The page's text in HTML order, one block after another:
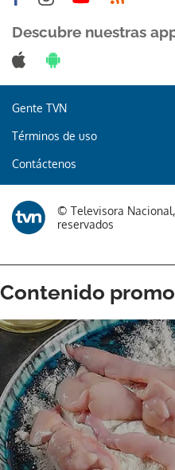
Descubre nuestras
Gente TVN
Términos de uso
Contáctenos
© Televisora
reservados